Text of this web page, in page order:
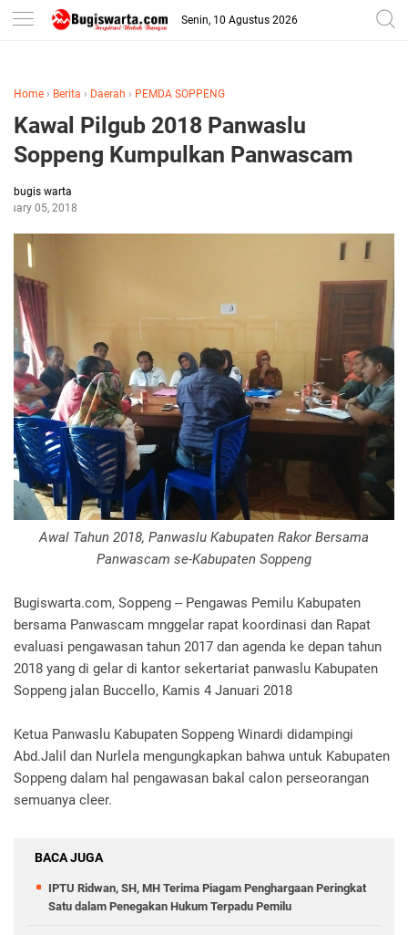
-->
Senin, 10 Agustus 2026
Home › Berita › Daerah › PEMDA SOPPENG
Kawal Pilgub 2018 Panwaslu
Soppeng Kumpulkan Panwascam
bugis warta
05, 2018
Awal Tahun 2018, Panwaslu Kabupaten Rakor Bersama
Panwascam se-Kabupaten Soppeng
Bugiswarta.com, Soppeng -- Pengawas Pemilu Kabupaten
bersama Panwascam mnggelar rapat koordinasi dan Rapat
evaluasi pengawasan tahun 2017 dan agenda ke depan tahun
2018 yang di gelar di kantor sekertariat panwaslu Kabupaten
Soppeng jalan Buccello, Kamis 4 Januari 2018
Ketua Panwaslu Kabupaten Soppeng Winardi didampingi
Abd.Jalil dan Nurlela mengungkapkan bahwa untuk Kabupaten
Soppeng dalam hal pengawasan bakal calon perseorangan
semuanya cleer.
BACA JUGA
IPTU Ridwan, SH, MH Terima Piagam Penghargaan Peringkat
Satu dalam Penegakan Hukum Terpadu Pemilu